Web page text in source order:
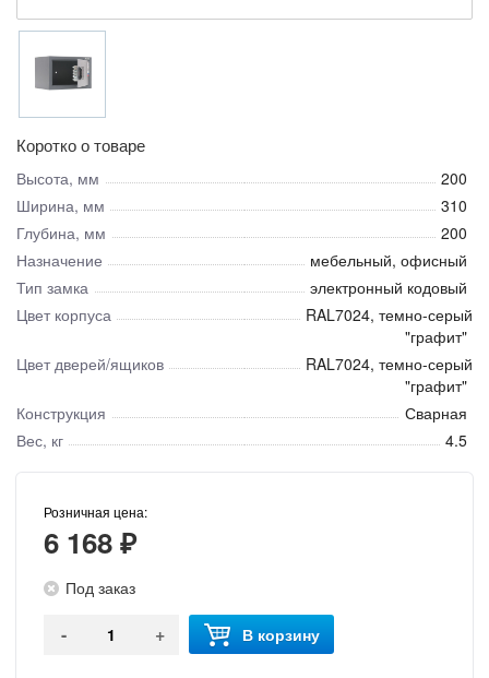
Коротко о товаре
Высота, мм
200
Ширина, мм
310
Глубина, мм
200
Назначение
мебельный, офисный
Тип замка
электронный кодовый
Цвет корпуса
RAL7024, темно-серый
"графит"
Цвет дверей/ящиков
RAL7024, темно-серый
"графит"
Конструкция
Сварная
Вес, кг
4.5
Розничная цена:
6 168 ₽
Под заказ
- + В корзину